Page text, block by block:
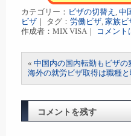
カテゴリー： ビザの切替え , 中
ビザ ｜ タグ： 労働ビザ, 家族ビ
作成者：MIX VISA｜
コメント
« 中国内の国内転勤もビザの
海外の就労ビザ取得は職種
コメントを残す